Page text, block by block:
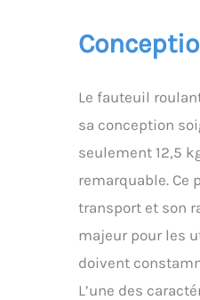
Le fauteuil
sa conception
seulement 12,5
remarquable. Ce
transport et son
majeur pour les
doivent
L’une des